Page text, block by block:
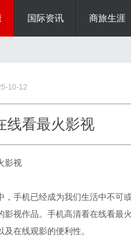
国际资讯 商旅生涯
10-12
线看最火影视
影视
，手机已经成为我们生活中不可
影视作品。手机高清看在线看最
在线观影的便利性。